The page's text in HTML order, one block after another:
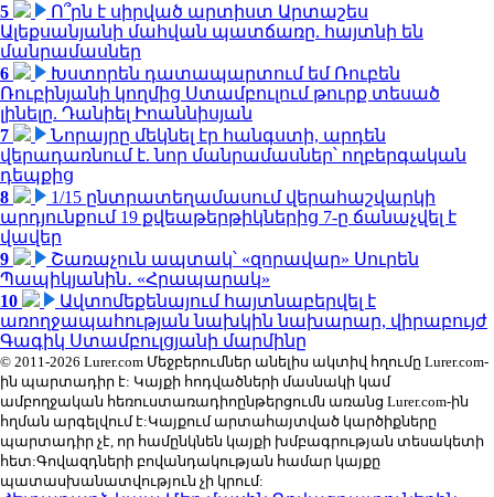
5
Ո՞րն է սիրված արտիստ Արտաշես
Ալեքսանյանի մահվան պատճառը. հայտնի են
մանրամասներ
6
Խստորեն դատապարտում եմ Ռուբեն
Ռուբինյանի կողմից Ստամբուլում թուրք տեսած
լինելը. Դանիել Իոաննիսյան
7
Նորայրը մեկնել էր հանգստի, արդեն
վերադառնում է. նոր մանրամասներ՝ ողբերգական
դեպքից
8
1/15 ընտրատեղամասում վերահաշվարկի
արդյունքում 19 քվեաթերթիկներից 7-ը ճանաչվել է
վավեր
9
Շառաչուն ապտակ՝ «զորավար» Սուրեն
Պապիկյանին․ «Հրապարակ»
10
Ավտոմեքենայում հայտնաբերվել է
առողջապահության նախկին նախարար, վիրաբույժ
Գագիկ Ստամբուլցյանի մարմինը
© 2011-2026 Lurer.com Մեջբերումներ անելիս ակտիվ հղումը Lurer.com-
ին պարտադիր է: Կայքի հոդվածների մասնակի կամ
ամբողջական հեռուստառադիոընթերցումն առանց Lurer.com-ին
հղման արգելվում է:Կայքում արտահայտված կարծիքները
պարտադիր չէ, որ համընկնեն կայքի խմբագրության տեսակետի
հետ:Գովազդների բովանդակության համար կայքը
պատասխանատվություն չի կրում: